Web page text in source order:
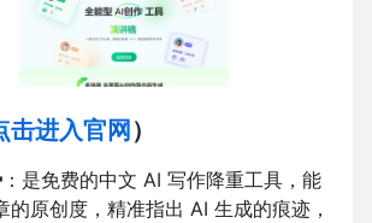
击进入官网 ）
：是免费的中文 AI 写作降重工具，能
的原创度，精准指出 AI 生成的痕迹，